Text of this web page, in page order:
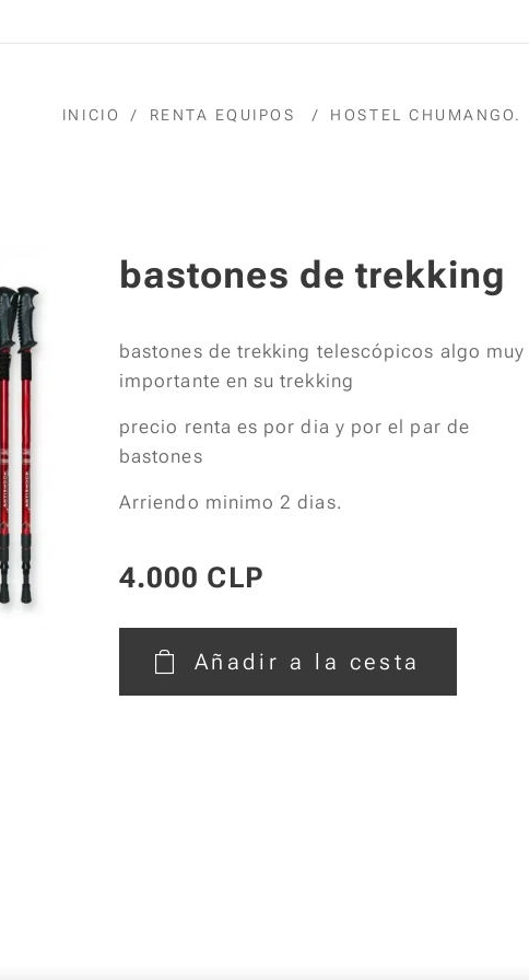
INICIO RENTA EQUIPOS HOSTEL CHUMANGO.
bastones de trekking
bastones de trekking telescópicos algo muy
importante en su trekking
precio renta es por dia y por el par de
bastones
Arriendo minimo 2 dias.
4.000 CLP
Añadir a la cesta